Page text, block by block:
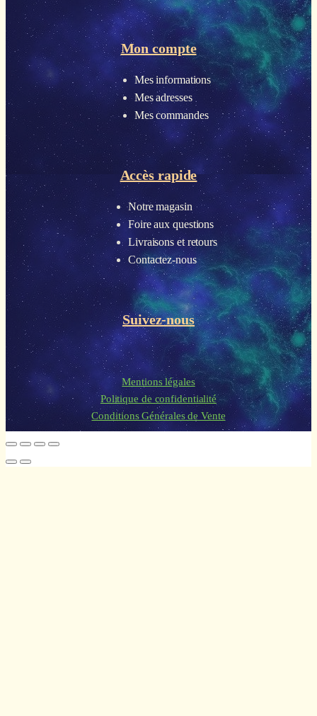
Mon compte
Mes informations
Mes adresses
Mes commandes
Accès rapide
Notre magasin
Foire aux questions
Livraisons et retours
Contactez-nous
Suivez-nous
Mentions légales
Politique de confidentialité
Conditions Générales de Vente